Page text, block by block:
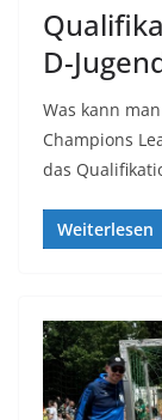
D-
Was kann
Champions
das
Weiterlesen